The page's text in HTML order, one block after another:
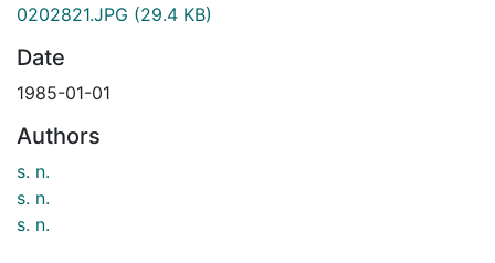
0202821.JPG (29.4 KB)
Date
1985-01-01
Authors
s. n.
s. n.
s. n.